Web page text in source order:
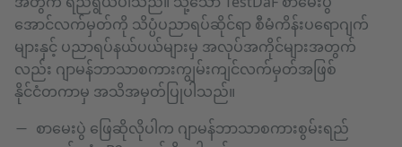
အောင်လက်မှတ်ကို သိပ္ပံပညာရပ်ဆိုင်ရာ စီမံကိန်းပရောဂျက်
များနှင့် ပညာရပ်နယ်ပယ်များမှ အလုပ်အကိုင်များအတွက်
လည်း ဂျာမန်ဘာသာစကားကျွမ်းကျင်လက်မှတ်အဖြစ်
နိုင်ငံတကာမှ အသိအမှတ်ပြုပါသည်။
စာမေးပွဲ ဖြေဆိုလိုပါက ဂျာမန်ဘာသာစကားစွမ်းရည်